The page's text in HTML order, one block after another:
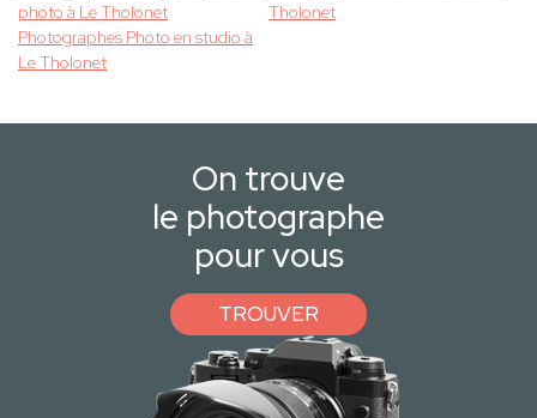
photo à Le Tholonet
Tholonet
Photographes Photo en studio à
Le Tholonet
On trouve
le photographe
pour vous
TROUVER